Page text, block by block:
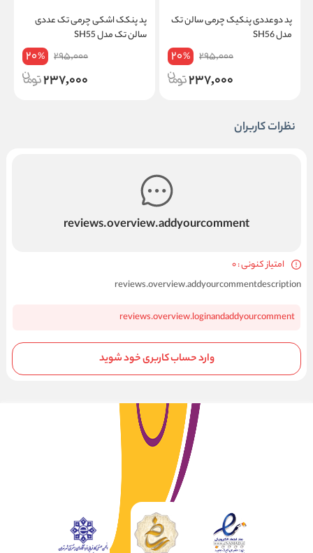
پد دوعددی پنکیک چرمی سالن تک
مدل SH56
295,000
20%
237,000
پد پنکک اشکی چرمی تک عددی
سالن تک مدل SH55
295,000
20%
237,000
نظرات کاربران
reviews.overview.addyourcomment
امتیاز کنونی : 0
reviews.overview.addyourcommentdescription
reviews.overview.loginandaddyourcomment
وارد حساب کاربری خود شوید